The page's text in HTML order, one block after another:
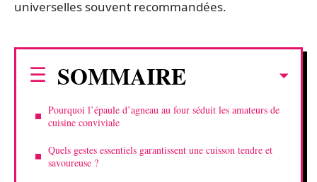
universelles souvent recommandées.
SOMMAIRE
Pourquoi l’épaule d’agneau au four séduit les amateurs de
cuisine conviviale
Quels gestes essentiels garantissent une cuisson tendre et
savoureuse ?